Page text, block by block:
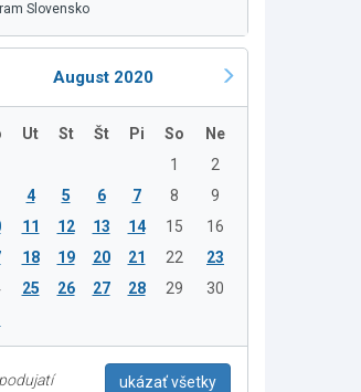
Slovensko
August 2020
Ut St Št Pi So
Ne
1
2
4 5 6 7 8
9
11 12 13 14 15
16
18 19 20 21 22
23
25 26 27 28 29
30
ukázať všetky